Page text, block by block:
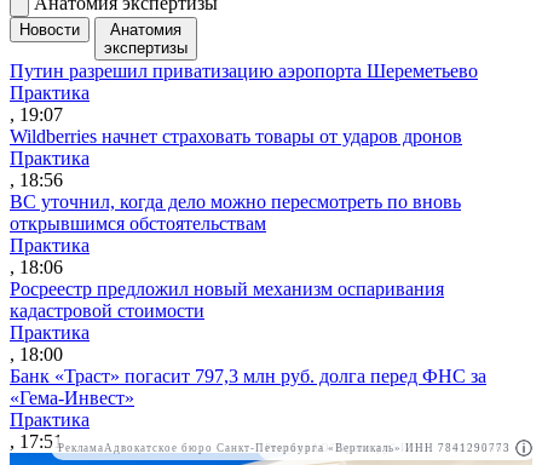
Новости
Анатомия
экспертизы
Путин разрешил приватизацию аэропорта Шереметьево
Практика
, 19:07
Wildberries начнет страховать товары от ударов дронов
Практика
, 18:56
ВС уточнил, когда дело можно пересмотреть по вновь
открывшимся обстоятельствам
Практика
, 18:06
Росреестр предложил новый механизм оспаривания
кадастровой стоимости
Практика
, 18:00
Банк «Траст» погасит 797,3 млн руб. долга перед ФНС за
«Гема-Инвест»
Практика
, 17:51
Реклама АО"Право.ру" ИНН: 7708095468
Реклама Адвокатское бюро Санкт-Петербурга «Вертикаль» ИНН 7841290773